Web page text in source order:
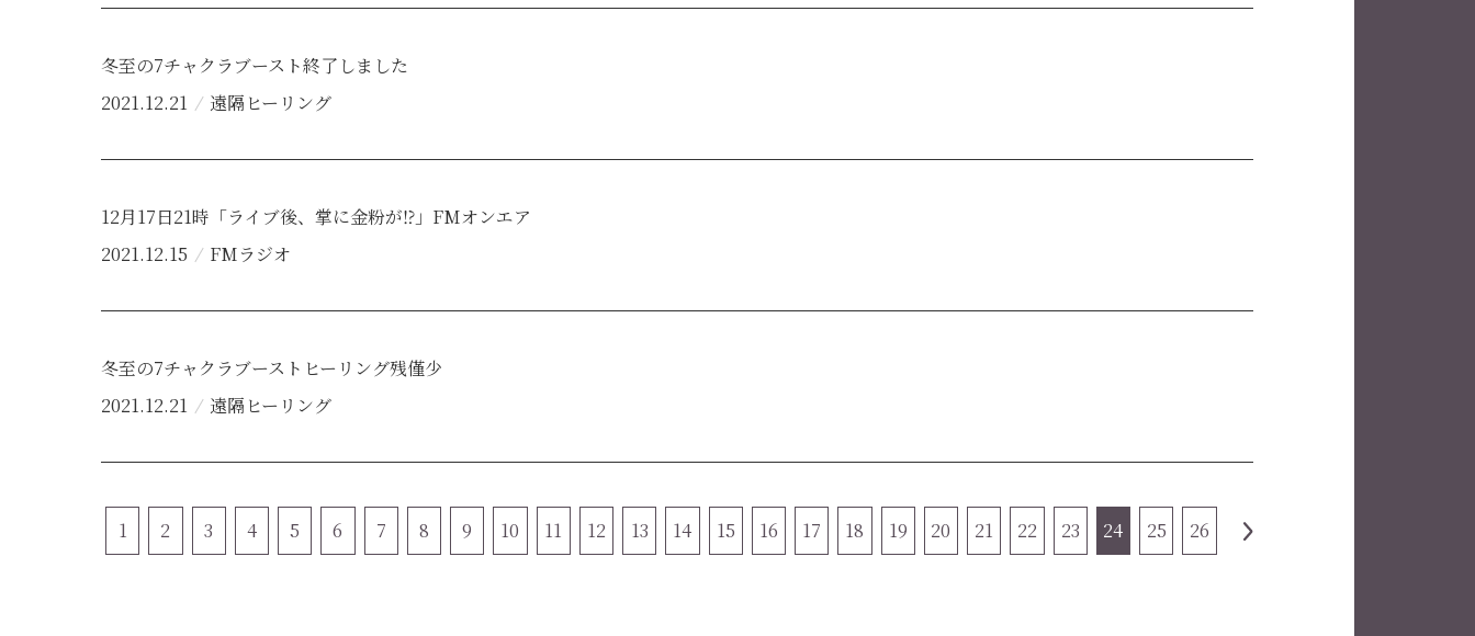
冬至の7チャクラブースト終了しました
2021.12.21
遠隔ヒーリング
12月17日21時「ライブ後、掌に金粉が⁉」FMオンエア
2021.12.15
FMラジオ
冬至の7チャクラブーストヒーリング残僅少
2021.12.21
遠隔ヒーリング
1 2 3 4 5 6 7 8 9 10 11 12 13 14 15 16 17 18 19 20 21 22 23 24 25 26